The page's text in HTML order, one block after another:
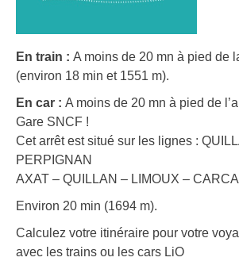
En train : A moins de 20 mn à pied de
(environ 18 min et 1551 m).
En car : A moins de 20 mn à pied de
Gare SNCF !
Cet arrêt est situé sur les lignes :
PERPIGNAN
AXAT – QUILLAN – LIMOUX –
Environ 20 min (1694 m).
Calculez votre itinéraire pour votre
avec les trains ou les cars LiO